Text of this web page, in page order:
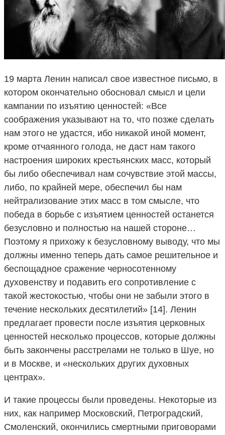
19 марта Ленин написал свое известное письмо, в
котором окончательно обосновал смысл и цели
кампании по изъятию ценностей: «Все
соображения указывают на то, что позже сделать
нам этого не удастся, ибо никакой иной момент,
кроме отчаянного голода, не даст нам такого
настроения широких крестьянских масс, который
бы либо обеспечивал нам сочувствие этой массы,
либо, по крайней мере, обеспечил бы нам
нейтрализование этих масс в том смысле, что
победа в борьбе с изъятием ценностей останется
безусловно и полностью на нашей стороне…
Поэтому я прихожу к безусловному выводу, что мы
должны именно теперь дать самое решительное и
беспощадное сражение черносотенному
духовенству и подавить его сопротивление с
такой жестокостью, чтобы они не забыли этого в
течение нескольких десятилетий» [14]. Ленин
предлагает провести после изъятия церковных
ценностей несколько процессов, которые должны
быть закончены расстрелами не только в Шуе, но
и в Москве, и «нескольких других духовных
центрах».
И такие процессы были проведены. Некоторые из
них, как например Московский, Петроградский,
Смоленский, окончились смертными приговорами